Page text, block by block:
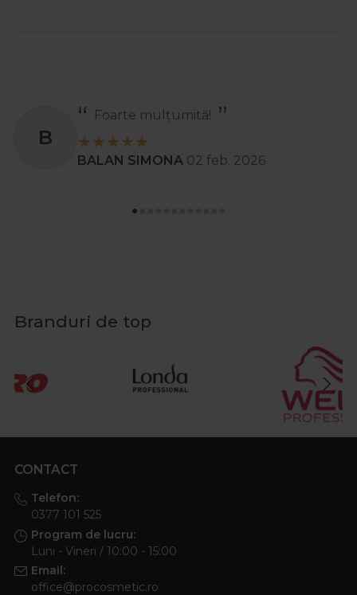
B
Foarte mulțumită!
BALAN SIMONA 02 feb. 2026
Branduri de top
CONTACT
Telefon:
0377 101 525
Program de lucru:
Luni - Vineri / 10:00 - 15:00
Email:
office@procosmetic.ro